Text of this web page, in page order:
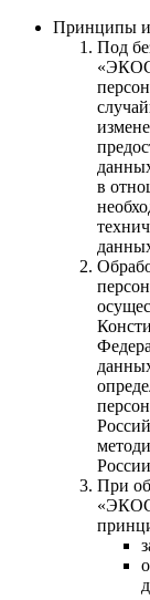
Принципы и
Под
в
При